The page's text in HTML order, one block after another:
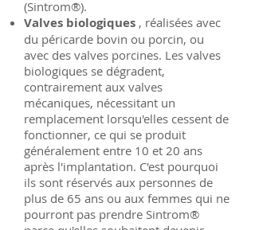
(Sintrom®).
Valves biologiques , réalisées avec
du péricarde bovin ou porcin, ou
avec des valves porcines. Les valves
biologiques se dégradent,
contrairement aux valves
mécaniques, nécessitant un
remplacement lorsqu'elles cessent de
fonctionner, ce qui se produit
généralement entre 10 et 20 ans
après l'implantation. C'est pourquoi
ils sont réservés aux personnes de
plus de 65 ans ou aux femmes qui ne
pourront pas prendre Sintrom®